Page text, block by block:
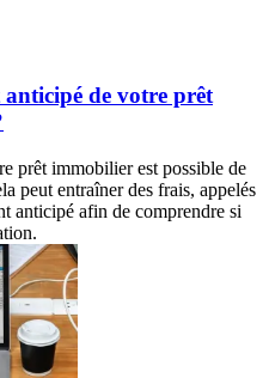
anticipé de votre prêt
prêt immobilier est possible de
peut entraîner des frais, appelés
anticipé afin de comprendre si